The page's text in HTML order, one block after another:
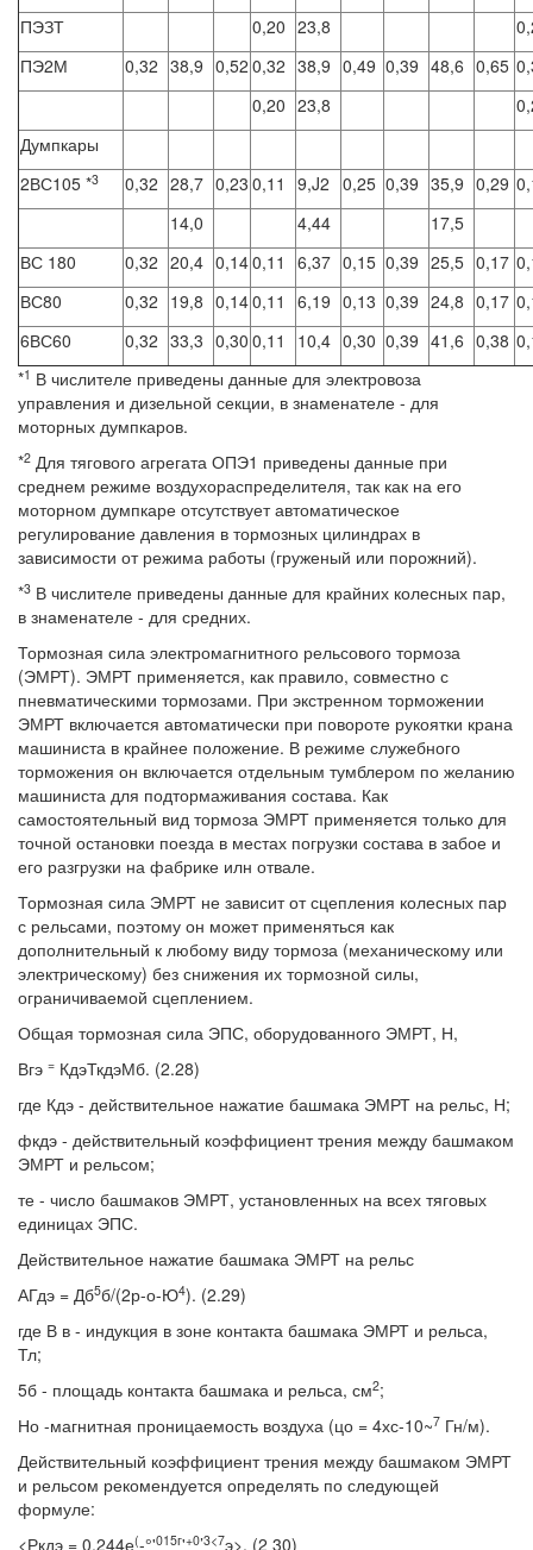
ПЭЗТ 0,20 23,8
ПЭ2М
0,32 38,9 0,52 0,32 38,9 0,49 0,39 48,6 0,65
0,20 23,8
Думпкары
2ВС105 *3 0,32 28,7 0,23 0,11 9,J2 0,25 0,39 35,9 0,29
14,0
4,44
17,5
ВС 180
0,32 20,4 0,140,11 6,37 0,15 0,39 25,5 0,17
ВС80
0,32 19,8 0,140,11 6,19 0,13 0,39 24,8 0,17
6ВС60
0,32 33,3 0,30 0,11 10,4 0,30 0,39 41,6 0,38
*1 В числителе приведены данные для электровоза
управления и дизельной секции, в знаменателе - для
моторных думпкаров.
*2 Для тягового агрегата ОПЭ1 приведены данные при
среднем режиме воздухораспределителя, так как на его
моторном думпкаре отсутствует автоматическое
регулирование давления в тормозных цилиндрах в
зависимости от режима работы (груженый или порожний).
*3 В числителе приведены данные для крайних колесных пар,
в знаменателе - для средних.
Тормозная сила электромагнитного рельсового тормоза
(ЭМРТ). ЭМРТ применяется, как правило, совместно с
пневматическими тормозами. При экстренном торможении
ЭМРТ включается автоматически при повороте рукоятки крана
машиниста в крайнее положение. В режиме служебного
торможения он включается отдельным тумблером по желанию
машиниста для подтормаживания состава. Как
самостоятельный вид тормоза ЭМРТ применяется только для
точной остановки поезда в местах погрузки состава в забое и
его разгрузки на фабрике илн отвале.
Тормозная сила ЭМРТ не зависит от сцепления колесных пар
с рельсами, поэтому он может применяться как
дополнительный к любому виду тормоза (механическому или
электрическому) без снижения их тормозной силы,
ограничиваемой сцеплением.
Общая тормозная сила ЭПС, оборудованного ЭМРТ, Н,
Вгэ = КдэТкдэМб. (2.28)
где Кдэ - действительное нажатие башмака ЭМРТ на рельс, Н;
фкдэ - действительный коэффициент трения между башмаком
ЭМРТ и рельсом;
те - число башмаков ЭМРТ, установленных на всех тяговых
единицах ЭПС.
Действительное нажатие башмака ЭМРТ на рельс
АГдэ = Дб5б/(2р-о-Ю4). (2.29)
где В в - индукция в зоне контакта башмака ЭМРТ и рельса,
Тл;
5б - площадь контакта башмака и рельса, см2;
Но -магнитная проницаемость воздуха (цо = 4хс-10~7 Гн/м).
Действительный коэффициент трения между башмаком ЭМРТ
и рельсом рекомендуется определять по следующей
формуле:
<Ркдэ = 0,244е(-°'015г'+0’3<7э>, (2 30)